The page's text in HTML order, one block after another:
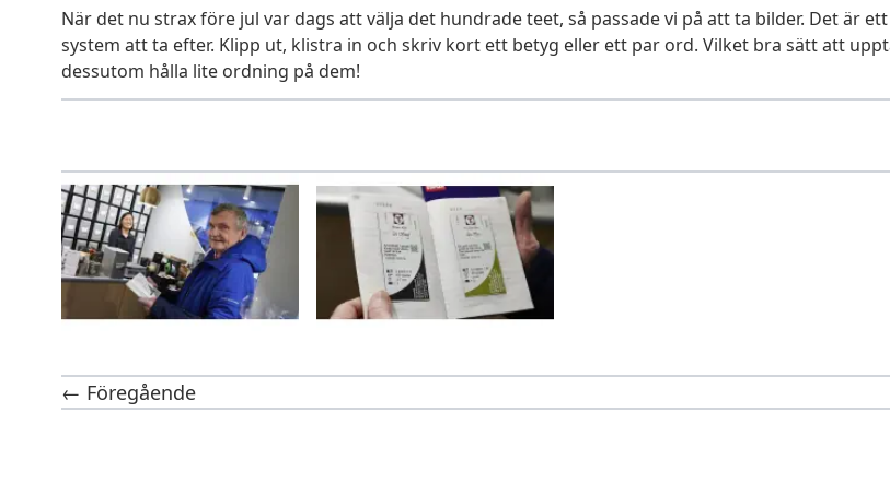
När det nu strax före jul var dags att välja det hundrade teet, så passade vi på att ta bilder. Det är
system att ta efter. Klipp ut, klistra in och skriv kort ett betyg eller ett par ord. Vilket bra sätt att
dessutom hålla lite ordning på dem!
← Föregående